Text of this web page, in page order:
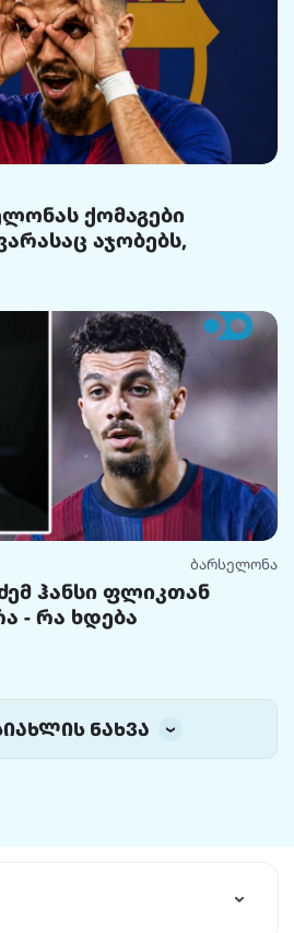
ქომაგები
აჯობებს,
ბარსელონა
ჰანსი ფლიკთან
- რა ხდება
ნახვა